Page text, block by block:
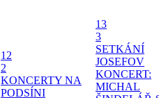
12
2
KONCERTY NA
PODSÍNI
13
3
SETKÁNÍ
JOSEFOV
KONCERT:
MICHAL